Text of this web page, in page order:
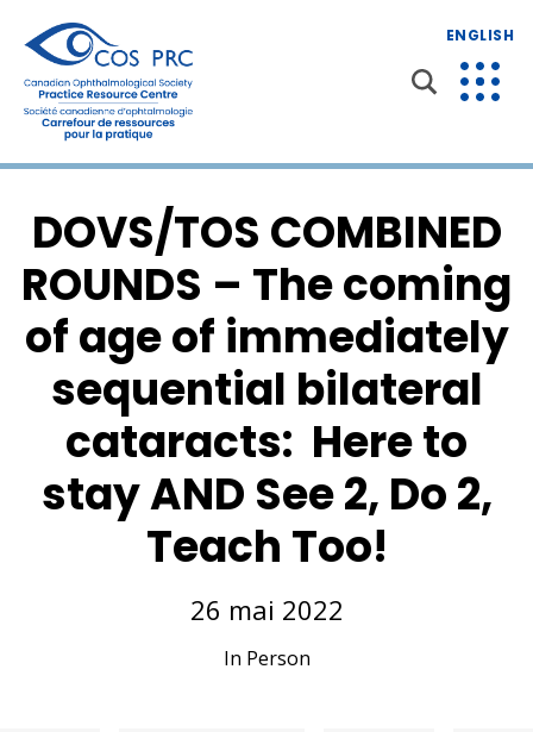
ENGLISH
DOVS/TOS COMBINED
ROUNDS – The coming
of age of immediately
sequential bilateral
cataracts: Here to
stay AND See 2, Do 2,
Teach Too!
26 mai 2022
In Person